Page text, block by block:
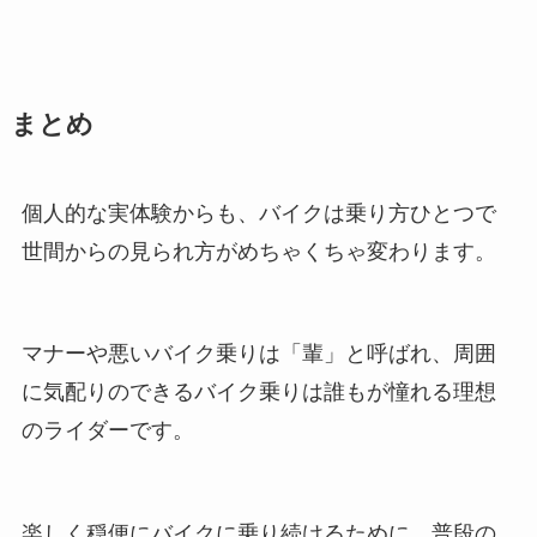
まとめ
個人的な実体験からも、バイクは乗り方ひとつで
世間からの見られ方がめちゃくちゃ変わります。
マナーや悪いバイク乗りは「輩」と呼ばれ、周囲
に気配りのできるバイク乗りは誰もが憧れる理想
のライダーです。